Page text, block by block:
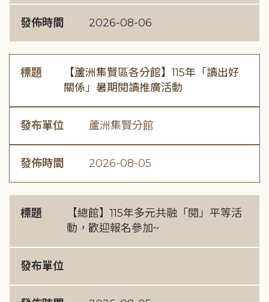
發佈時間 2026-08-06
標題
【蘆洲集賢區各分館】115年「讀出好
關係」暑期閱讀推廣活動
發布單位 蘆洲集賢分館
發佈時間 2026-08-05
標題
【總館】115年多元共融「閱」平等活
動，歡迎報名參加~
發布單位